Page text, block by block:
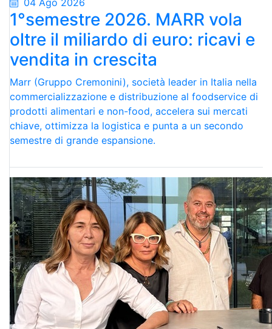
04 Ago 2026
1°semestre 2026. MARR vola
oltre il miliardo di euro: ricavi e
vendita in crescita
Marr (Gruppo Cremonini), società leader in Italia nella
commercializzazione e distribuzione al foodservice di
prodotti alimentari e non-food, accelera sui mercati
chiave, ottimizza la logistica e punta a un secondo
semestre di grande espansione.